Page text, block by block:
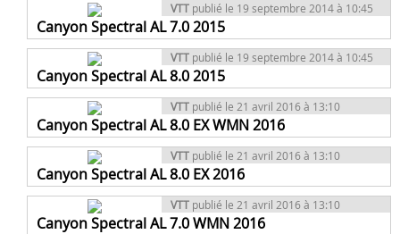
VTT publié le 19 septembre 2014 à 10:45
Canyon Spectral AL 7.0 2015
VTT publié le 19 septembre 2014 à 10:45
Canyon Spectral AL 8.0 2015
VTT publié le 21 avril 2016 à 13:10
Canyon Spectral AL 8.0 EX WMN 2016
VTT publié le 21 avril 2016 à 13:10
Canyon Spectral AL 8.0 EX 2016
VTT publié le 21 avril 2016 à 13:10
Canyon Spectral AL 7.0 WMN 2016